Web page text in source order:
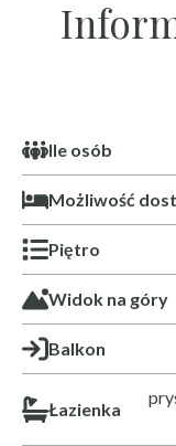
Ile osób
Możliwość
Piętro
Widok na góry
Balkon
Łazienka